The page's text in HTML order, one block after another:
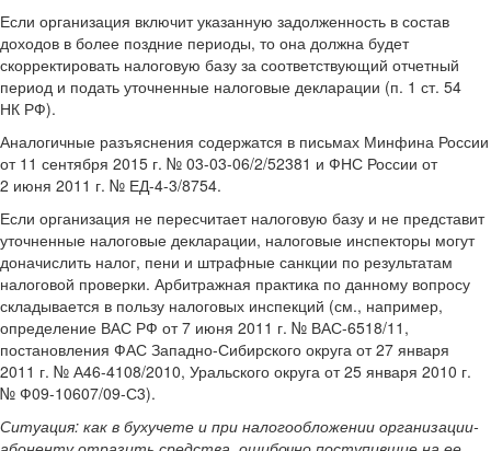
Если организация включит указанную задолженность в состав
доходов в более поздние периоды, то она должна будет
скорректировать налоговую базу за соответствующий отчетный
период и подать уточненные налоговые декларации (п. 1 ст. 54
НК РФ).
Аналогичные разъяснения содержатся в письмах Минфина России
от 11 сентября 2015 г. № 03-03-06/2/52381 и ФНС России от
2 июня 2011 г. № ЕД-4-3/8754.
Если организация не пересчитает налоговую базу и не представит
уточненные налоговые декларации, налоговые инспекторы могут
доначислить налог, пени и штрафные санкции по результатам
налоговой проверки. Арбитражная практика по данному вопросу
складывается в пользу налоговых инспекций (см., например,
определение ВАС РФ от 7 июня 2011 г. № ВАС-6518/11,
постановления ФАС Западно-Сибирского округа от 27 января
2011 г. № А46-4108/2010, Уральского округа от 25 января 2010 г.
№ Ф09-10607/09-С3).
Ситуация: как в бухучете и при налогообложении организации-